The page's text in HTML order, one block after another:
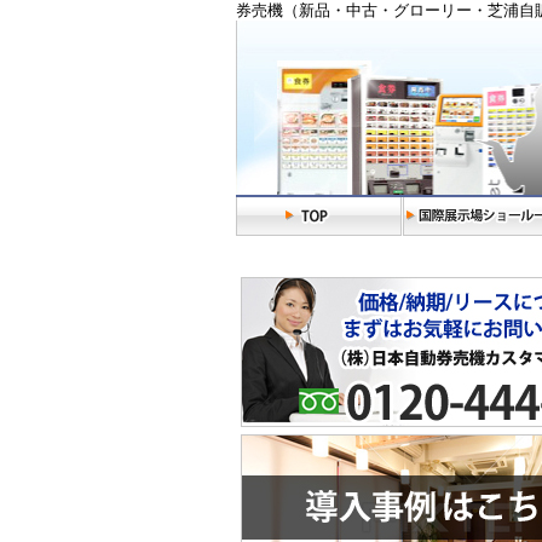
券売機（新品・中古・グローリー・芝浦